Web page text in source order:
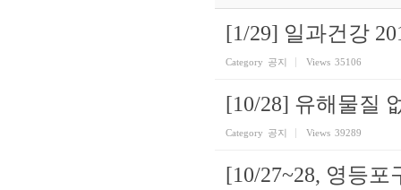
[1/29] 일과건강
Category 공지 Views 35106
[10/28] 유해물질
Category 공지 Views 39289
[10/27~28, 영등